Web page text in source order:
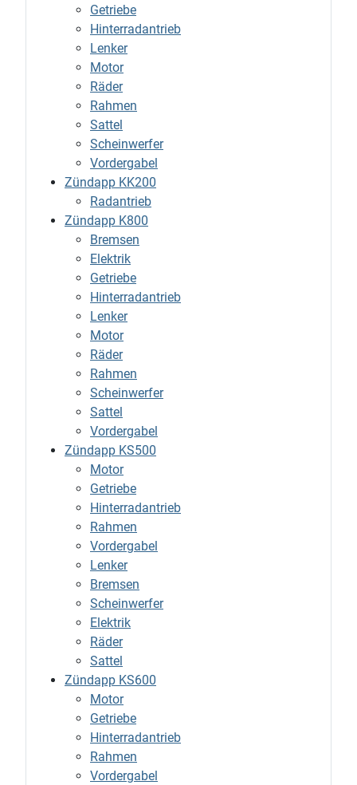
Getriebe
Hinterradantrieb
Lenker
Motor
Räder
Rahmen
Sattel
Scheinwerfer
Vordergabel
Zündapp KK200
Radantrieb
Zündapp K800
Bremsen
Elektrik
Getriebe
Hinterradantrieb
Lenker
Motor
Räder
Rahmen
Scheinwerfer
Sattel
Vordergabel
Zündapp KS500
Motor
Getriebe
Hinterradantrieb
Rahmen
Vordergabel
Lenker
Bremsen
Scheinwerfer
Elektrik
Räder
Sattel
Zündapp KS600
Motor
Getriebe
Hinterradantrieb
Rahmen
Vordergabel